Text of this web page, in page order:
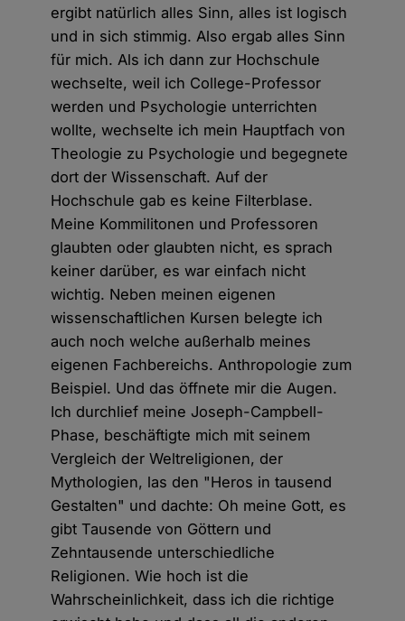
ergibt natürlich alles Sinn, alles ist logisch
und in sich stimmig. Also ergab alles Sinn
für mich. Als ich dann zur Hochschule
wechselte, weil ich College-Professor
werden und Psychologie unterrichten
wollte, wechselte ich mein Hauptfach von
Theologie zu Psychologie und begegnete
dort der Wissenschaft. Auf der
Hochschule gab es keine Filterblase.
Meine Kommilitonen und Professoren
glaubten oder glaubten nicht, es sprach
keiner darüber, es war einfach nicht
wichtig. Neben meinen eigenen
wissenschaftlichen Kursen belegte ich
auch noch welche außerhalb meines
eigenen Fachbereichs. Anthropologie zum
Beispiel. Und das öffnete mir die Augen.
Ich durchlief meine Joseph-Campbell-
Phase, beschäftigte mich mit seinem
Vergleich der Weltreligionen, der
Mythologien, las den "Heros in tausend
Gestalten" und dachte: Oh meine Gott, es
gibt Tausende von Göttern und
Zehntausende unterschiedliche
Religionen. Wie hoch ist die
Wahrscheinlichkeit, dass ich die richtige